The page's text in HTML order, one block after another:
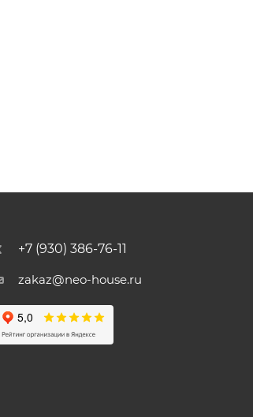
+7 (930) 386-76-11
zakaz@neo-house.ru